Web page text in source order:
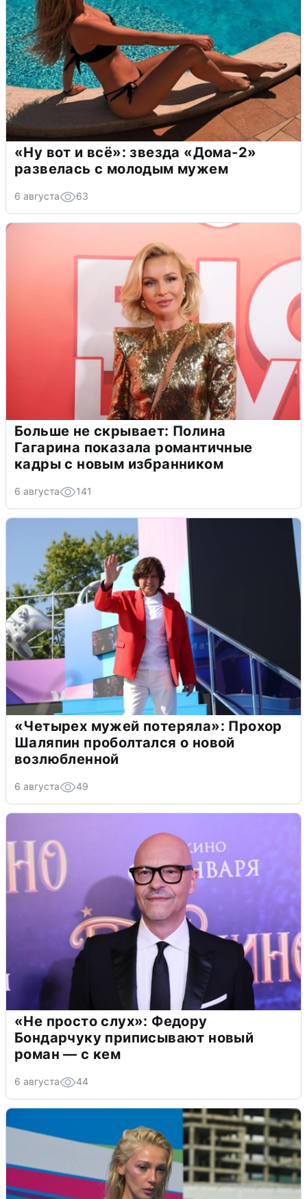
«Ну вот и всё»: звезда «Дома-2»
развелась с молодым мужем
6 августа 63
Больше не скрывает: Полина
Гагарина показала романтичные
кадры с новым избранником
6 августа 141
«Четырех мужей потеряла»: Прохор
Шаляпин проболтался о новой
возлюбленной
6 августа 49
«Не просто слух»: Федору
Бондарчуку приписывают новый
роман — с кем
6 августа 44